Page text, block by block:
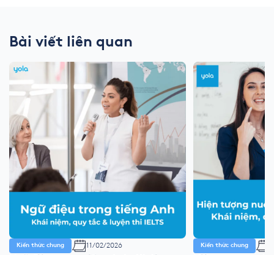
Bài viết liên quan
Kiến thức chung 11/02/2026 Kiến thức chung